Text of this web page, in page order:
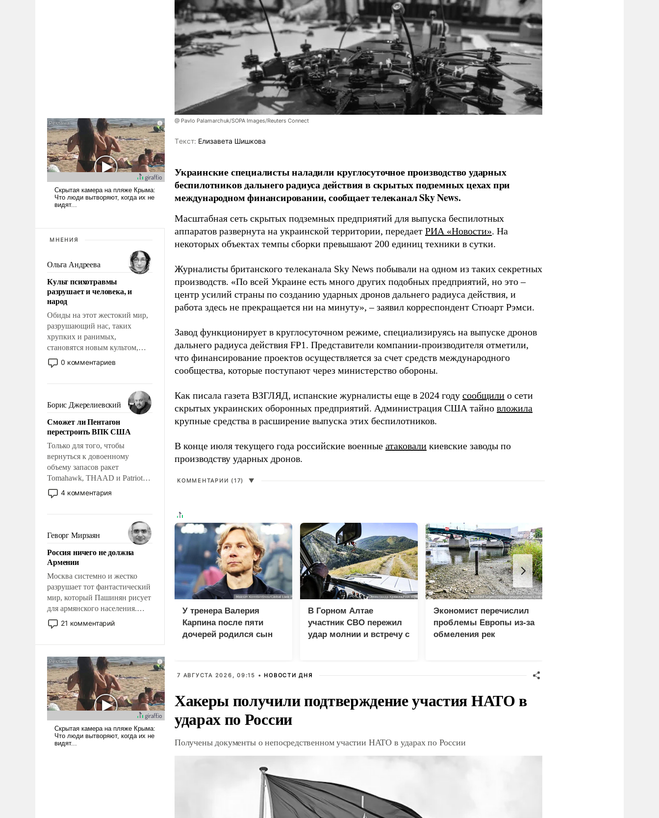
МНЕНИЯ
Ольга Андреева
Культ психотравмы
разрушает и человека, и
народ
Обиды на этот жестокий мир,
разрушающий нас, таких
хрупких и ранимых,
становятся новым культом,
постепенно вытесняя и
отменяя традиционное
мужественным и твердым под
ударами судьбы, брать на себя
ответственность, помогать
слабым, идти вперед и
адаптироваться.
0 комментариев
Борис Джерелиевский
Сможет ли Пентагон
перестроить ВПК США
Только для того, чтобы
вернуться к довоенному
объему запасов ракет
Tomahawk, THAAD и Patriot
США потребуется более трех
лет. Даже небольшая война с
Сложившаяся ситуация
означает многолетний период
уязвимости США, например,
перед Китаем.
4 комментария
Геворг Мирзаян
Россия ничего не должна
Армении
Москва системно и жестко
разрушает тот фантастический
мир, который Пашинян рисует
для армянского населения.
Мир, где политические
прожекты будут безусловно
налогоплательщиков и где
Еревану за свои поступки не
нужно отвечать.
21 комментарий
@ Pavlo Palamarchuk/SOPA Images/Reuters Connect
Tекст: Елизавета Шишкова
Украинские специалисты наладили круглосуточное производство ударных
беспилотников дальнего радиуса действия в скрытых подземных цехах при
международном финансировании, сообщает телеканал Sky News.
Масштабная сеть скрытых подземных предприятий для выпуска беспилотных
аппаратов развернута на украинской территории, передает РИА «Новости». На
некоторых объектах темпы сборки превышают 200 единиц техники в сутки.
Журналисты британского телеканала Sky News побывали на одном из таких секретных
производств. «По всей Украине есть много других подобных предприятий, но это –
центр усилий страны по созданию ударных дронов дальнего радиуса действия, и
работа здесь не прекращается ни на минуту», – заявил корреспондент Стюарт Рэмси.
Завод функционирует в круглосуточном режиме, специализируясь на выпуске дронов
дальнего радиуса действия FP1. Представители компании-производителя отметили,
что финансирование проектов осуществляется за счет средств международного
сообщества, которые поступают через министерство обороны.
Как писала газета ВЗГЛЯД, испанские журналисты еще в 2024 году сообщили о сети
скрытых украинских оборонных предприятий. Администрация США тайно вложила
крупные средства в расширение выпуска этих беспилотников.
В конце июля текущего года российские военные атаковали киевские заводы по
производству ударных дронов.
КОММЕНТАРИИ (17) ▼
У тренера Валерия
Карпина после пяти
дочерей родился сын
В Горном Алтае
участник СВО пережил
удар молнии и встречу с
Экономист перечислил
проблемы Европы из-за
обмеления рек
7 АВГУСТА 2026, 09:15 • НОВОСТИ ДНЯ
Хакеры получили подтверждение участия НАТО в
ударах по России
Получены документы о непосредственном участии НАТО в ударах по России